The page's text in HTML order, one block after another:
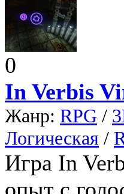
0
In Verbis
Жанр: RPG /
Логическая /
Игра In